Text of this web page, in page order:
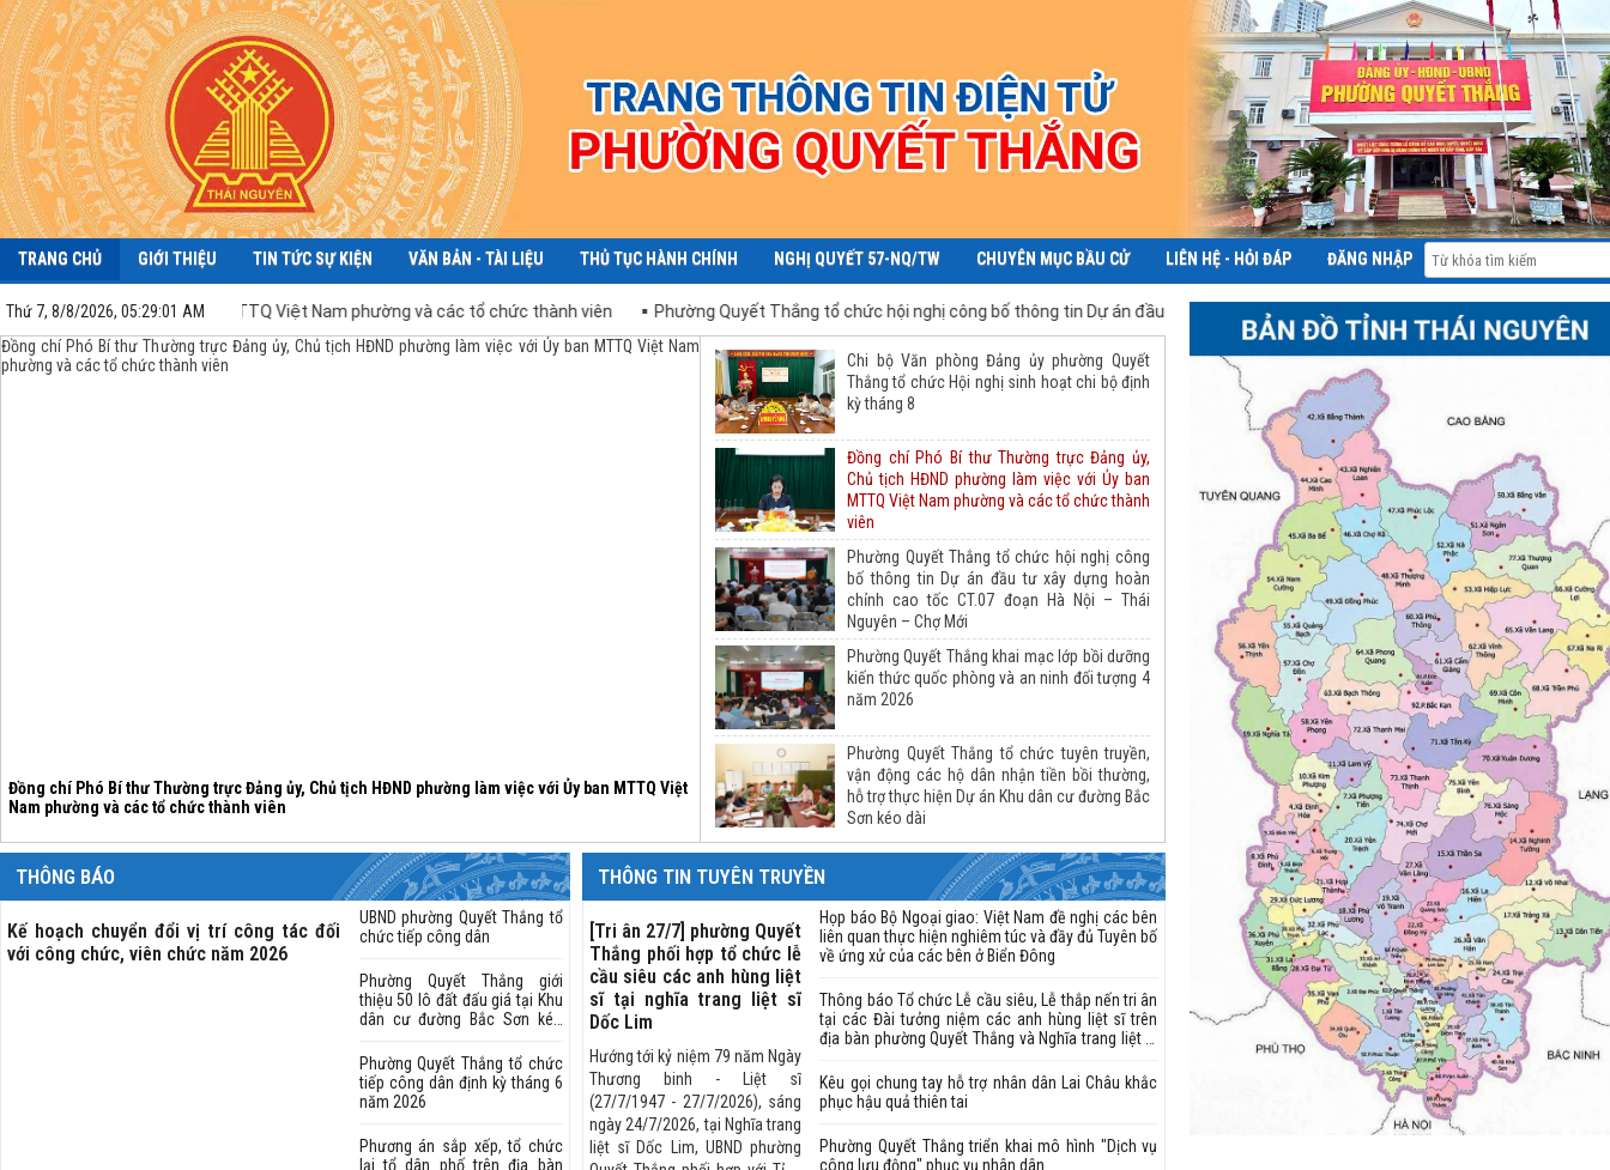
TRANG CHỦ GIỚI THIỆU TIN TỨC SỰ KIỆN VĂN BẢN - TÀI LIỆU THỦ TỤC HÀNH CHÍNH NGHỊ QUYẾT 57-NQ/TW CHUYÊN MỤC BẦU CỬ LIÊN HỆ - HỎI ĐÁP ĐĂNG NHẬP
Thứ 7, 8/8/2026, 05:29:02 AM
việc với Ủy ban MTTQ Việt Nam phường và các tổ chức thành viên
Phường Quyết Thắng tổ chức hội nghị công bố thông tin Dự án đầu tư xây dựng hoàn chỉnh cao tốc CT.07 đoạn Hà Nội – Thái Nguyên –
Phường Quyết Thắng tổ chức hội nghị công bố thông tin Dự án đầu tư xây dựng hoàn chỉnh cao tốc
CT.07 đoạn Hà Nội – Thái Nguyên – Chợ Mới
Phường Quyết Thắng tổ chức hội nghị công bố thông tin Dự án đầu tư xây dựng hoàn chỉnh cao
tốc CT.07 đoạn Hà Nội – Thái Nguyên – Chợ Mới
Chi bộ Văn phòng Đảng ủy phường Quyết
Thắng tổ chức Hội nghị sinh hoạt chi bộ định
kỳ tháng 8
Đồng chí Phó Bí thư Thường trực Đảng ủy,
Chủ tịch HĐND phường làm việc với Ủy ban
MTTQ Việt Nam phường và các tổ chức thành
viên
Phường Quyết Thắng tổ chức hội nghị công
bố thông tin Dự án đầu tư xây dựng hoàn
chỉnh cao tốc CT.07 đoạn Hà Nội – Thái
Nguyên – Chợ Mới
Phường Quyết Thắng khai mạc lớp bồi dưỡng
kiến thức quốc phòng và an ninh đối tượng 4
năm 2026
Phường Quyết Thắng tổ chức tuyên truyền,
vận động các hộ dân nhận tiền bồi thường,
hỗ trợ thực hiện Dự án Khu dân cư đường Bắc
Sơn kéo dài
THÔNG BÁO
Kế hoạch chuyển đổi vị trí công tác đối
với công chức, viên chức năm 2026
UBND phường Quyết Thắng tổ
chức tiếp công dân
Phường Quyết Thắng giới
thiệu 50 lô đất đấu giá tại Khu
dân cư đường Bắc Sơn kéo
Phường Quyết Thắng tổ chức
tiếp công dân định kỳ tháng 6
năm 2026
Phương án sắp xếp, tổ chức
lại tổ dân phố trên địa bàn
THÔNG TIN TUYÊN TRUYỀN
[Tri ân 27/7] phường Quyết
Thắng phối hợp tổ chức lễ
cầu siêu các anh hùng liệt
sĩ tại nghĩa trang liệt sĩ
Dốc Lim
Hướng tới kỷ niệm 79 năm Ngày
Thương binh - Liệt sĩ
(27/7/1947 - 27/7/2026), sáng
ngày 24/7/2026, tại Nghĩa trang
liệt sĩ Dốc Lim, UBND phường
Họp báo Bộ Ngoại giao: Việt Nam đề nghị các bên
liên quan thực hiện nghiêm túc và đầy đủ Tuyên bố
về ứng xử của các bên ở Biển Đông
Thông báo Tổ chức Lễ cầu siêu, Lễ thắp nến tri ân
tại các Đài tưởng niệm các anh hùng liệt sĩ trên
địa bàn phường Quyết Thắng và Nghĩa trang liệt sĩ
binh liệt sĩ (27/7/1947 - 27/7/2026)
Kêu gọi chung tay hỗ trợ nhân dân Lai Châu khắc
phục hậu quả thiên tai
Phường Quyết Thắng triển khai mô hình "Dịch vụ
công lưu động" phục vụ nhân dân